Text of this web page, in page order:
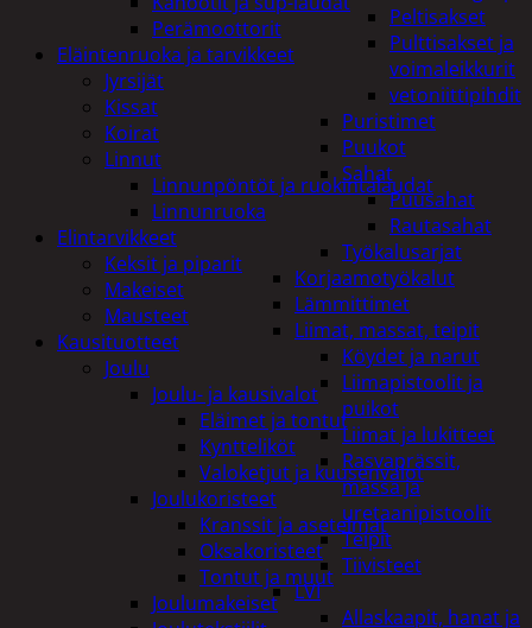
Peltisakset
Pulttisakset ja
voimaleikkurit
vetoniittipihdit
Puristimet
Puukot
Sahat
Puusahat
Rautasahat
Työkalusarjat
Korjaamotyökalut
Lämmittimet
Liimat, massat, teipit
Köydet ja narut
Liimapistoolit ja
puikot
Liimat ja lukitteet
Rasvaprässit,
massa ja
uretaanipistoolit
Teipit
Tiivisteet
LVI
Allaskaapit, hanat ja
Perämoottorit
Eläintenruoka ja tarvikkeet
Jyrsijät
Kissat
Koirat
Linnut
Linnunpöntöt ja ruokintalaudat
Linnunruoka
Elintarvikkeet
Keksit ja piparit
Makeiset
Mausteet
Kausituotteet
Joulu
Joulu- ja kausivalot
Eläimet ja tontut
Kyntteliköt
Valoketjut ja kuusenvalot
Joulukoristeet
Kranssit ja asetelmat
Oksakoristeet
Tontut ja muut
Joulumakeiset